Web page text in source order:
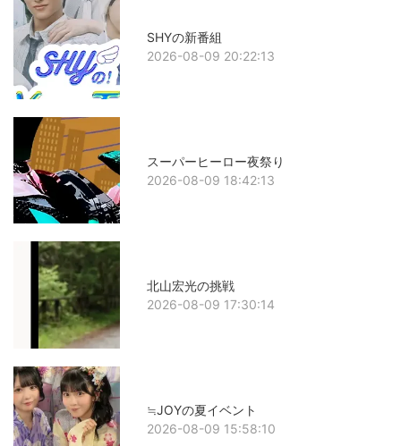
SHYの新番組
2026-08-09 20:22:13
スーパーヒーロー夜祭り
2026-08-09 18:42:13
北山宏光の挑戦
2026-08-09 17:30:14
≒JOYの夏イベント
2026-08-09 15:58:10